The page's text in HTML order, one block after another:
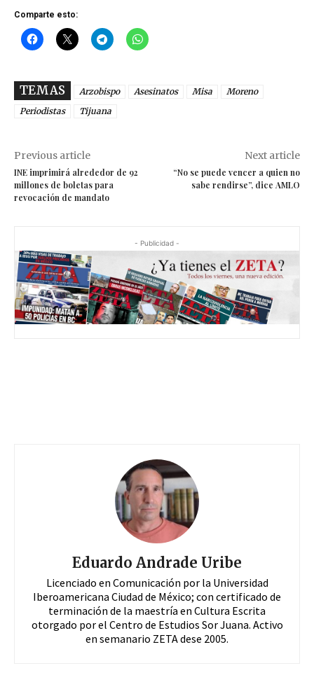
Comparte esto:
TEMAS Arzobispo Asesinatos Misa
Moreno
Periodistas
Tijuana
Previous article
INE imprimirá alrededor de 92
millones de boletas para
revocación de mandato
Next article
“No se puede vencer a quien no
sabe rendirse”, dice AMLO
- Publicidad -
Eduardo Andrade Uribe
Licenciado en Comunicación por la Universidad
Iberoamericana Ciudad de México; con certificado de
terminación de la maestría en Cultura Escrita
otorgado por el Centro de Estudios Sor Juana. Activo
en semanario ZETA dese 2005.